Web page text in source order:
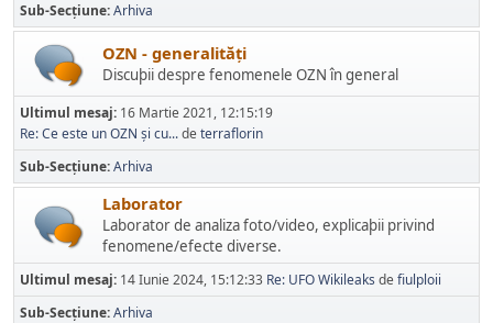
Sub-Secțiune Arhiva
OZN - generalități
Discuþii despre fenomenele OZN în general
Ultimul mesaj: 16 Martie 2021, 12:15:19
Re: Ce este un OZN și cu...de terraflorin
Sub-Secțiune Arhiva
Laborator
Laborator de analiza foto/video, explicaþii privind
fenomene/efecte diverse.
Ultimul mesaj: 14 Iunie 2024, 15:12:33 Re: UFO Wikileaks de fiulploii
Sub-Secțiune Arhiva